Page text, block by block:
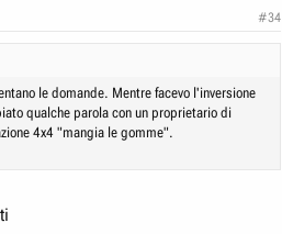
#34
le domande. Mentre facevo l'inversione
qualche parola con un proprietario di
4x4 "mangia le gomme".